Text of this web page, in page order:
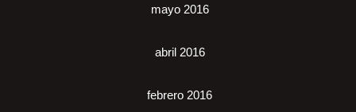
mayo 2016
abril 2016
febrero 2016